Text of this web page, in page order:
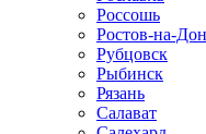
Россошь
Ростов-на-
Рубцовск
Рыбинск
Рязань
Салават